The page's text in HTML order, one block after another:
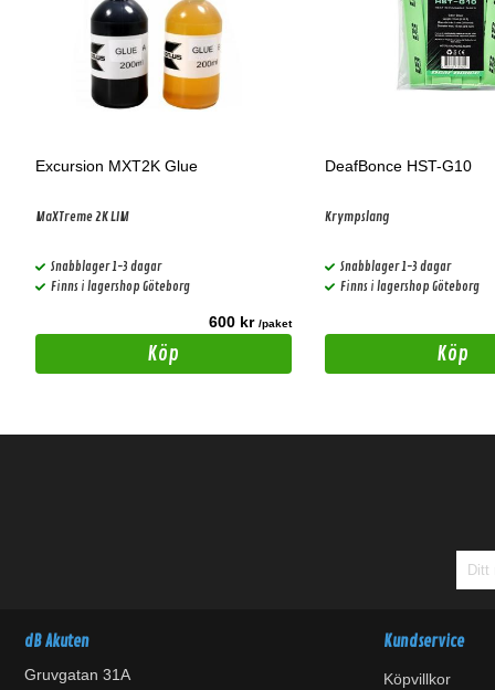
Excursion MXT2K Glue
MaXTreme 2K LIM
Snabblager 1-3 dagar
Finns i lagershop Göteborg
600 kr /paket
Köp
DeafBonce HST-G10
Krympslang
Snabblager 1-3 dagar
Finns i lagershop Göteborg
Köp
dB Akuten
Gruvgatan 31A
Kundservice
Köpvillkor